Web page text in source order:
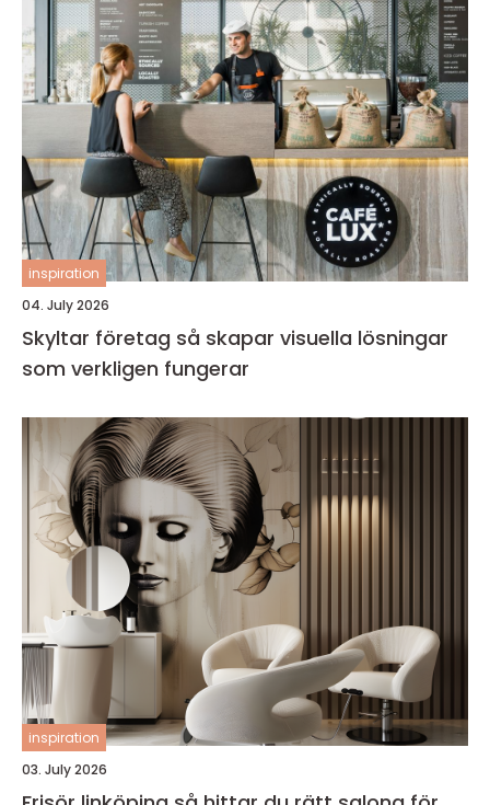
inspiration
04. July 2026
Skyltar företag så skapar visuella lösningar
som verkligen fungerar
inspiration
03. July 2026